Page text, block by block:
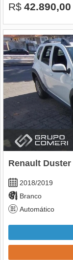
R$ 42.890,00
Renault
2018/2019
Branco
Automático